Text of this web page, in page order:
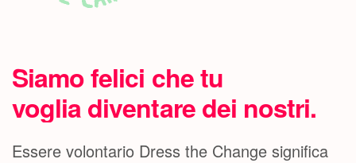
Siamo felici che tu
voglia diventare dei nostri.
Essere volontario Dress the Change significa